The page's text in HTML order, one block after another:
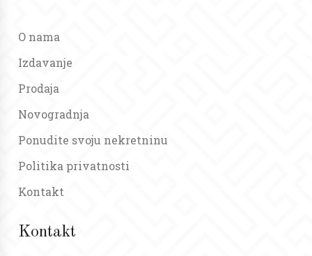
O nama
Izdavanje
Prodaja
Novogradnja
Ponudite svoju nekretninu
Politika privatnosti
Kontakt
Kontakt